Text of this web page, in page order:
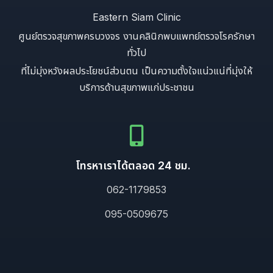
Eastern Siam Clinic
ศูนย์ตรวจสุขภาพครบวงจร งานคลินิกพบแพทย์ตรวจโรครักษา
ทั่วไป
ที่ไม่มุ่งหวังผลประโยชน์ส่วนตน เป็นความตั้งใจแน่วแน่ที่มุ่งให้
บริการด้านสุขภาพแก่ประชาชน
โทรหาเราได้ตลอด 24 ชม.
062-1179853
095-0509675